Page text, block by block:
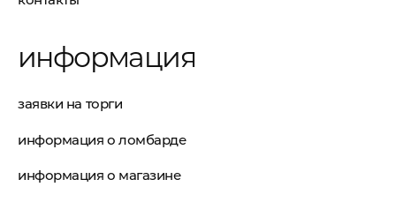
информация
заявки на торги
информация о ломбарде
информация о магазине